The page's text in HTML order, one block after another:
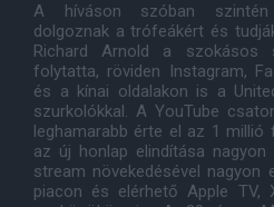
A híváson szóban szintén
dolgoznak a trófeákért és
Richard Arnold a szokásos
folytatta, röviden Instagram,
és a kínai oldalakon is a
szurkolókkal. A YouTube
leghamarabb érte el az 1 millió
az új honlap elindítása
stream növekedésével nagyon
piacon és elérhető Apple TV,